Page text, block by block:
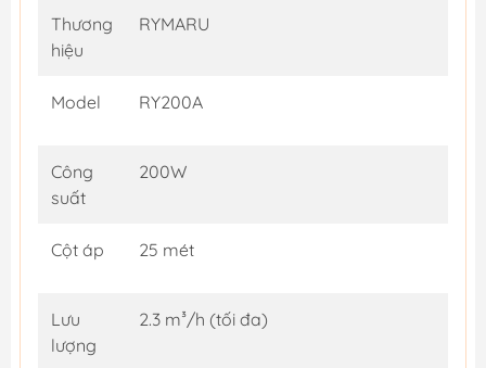
Thương
hiệu
RYMARU
Model RY200A
Công
suất
200W
Cột áp 25 mét
Lưu
lượng
2.3 m³/h (tối đa)